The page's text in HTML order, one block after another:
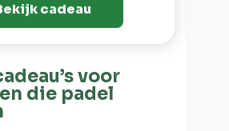
cadeau
voor
die padel